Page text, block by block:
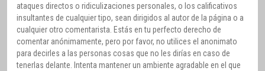
ataques directos o ridiculizaciones personales, o los calificativos
insultantes de cualquier tipo, sean dirigidos al autor de la página o a
cualquier otro comentarista. Estás en tu perfecto derecho de
comentar anónimamente, pero por favor, no utilices el anonimato
para decirles a las personas cosas que no les dirías en caso de
tenerlas delante. Intenta mantener un ambiente agradable en el que